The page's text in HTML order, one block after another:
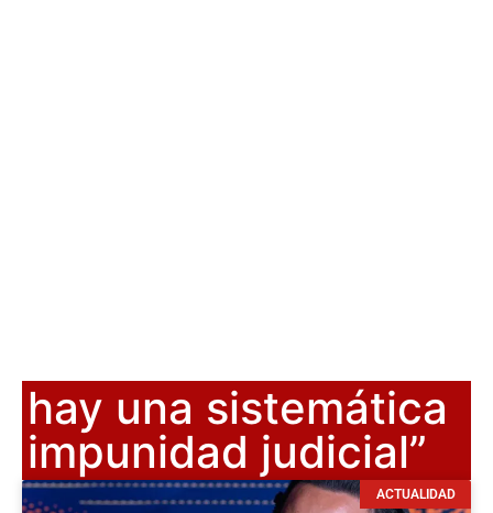
hay una sistemática
impunidad judicial”
ACTUALIDAD